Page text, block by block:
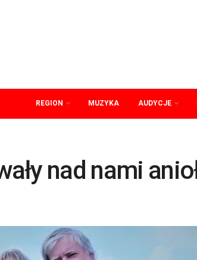
REGION MUZYKA AUDYCJE
nad nami